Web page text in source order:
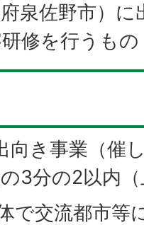
泉佐野市）に
修を行うもの
向き事業（催
3分の2以内
で交流都市等